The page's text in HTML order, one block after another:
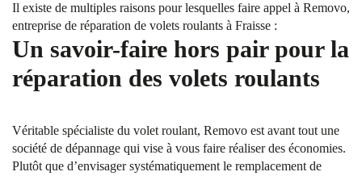
Il existe de multiples raisons pour lesquelles faire appel à Removo,
entreprise de réparation de volets roulants à Fraisse :
Un savoir-faire hors pair pour la
réparation des volets roulants
Véritable spécialiste du volet roulant, Removo est avant tout une
société de dépannage qui vise à vous faire réaliser des économies.
Plutôt que d’envisager systématiquement le remplacement de